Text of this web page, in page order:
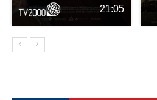
21:05